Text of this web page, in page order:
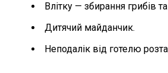
Влітку — збирання грибів та
Дитячий майданчик.
Неподалік від готелю